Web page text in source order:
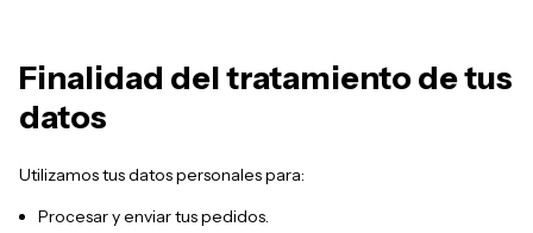
Finalidad del tratamiento de tus
datos
Utilizamos tus datos personales para:
Procesar y enviar tus pedidos.